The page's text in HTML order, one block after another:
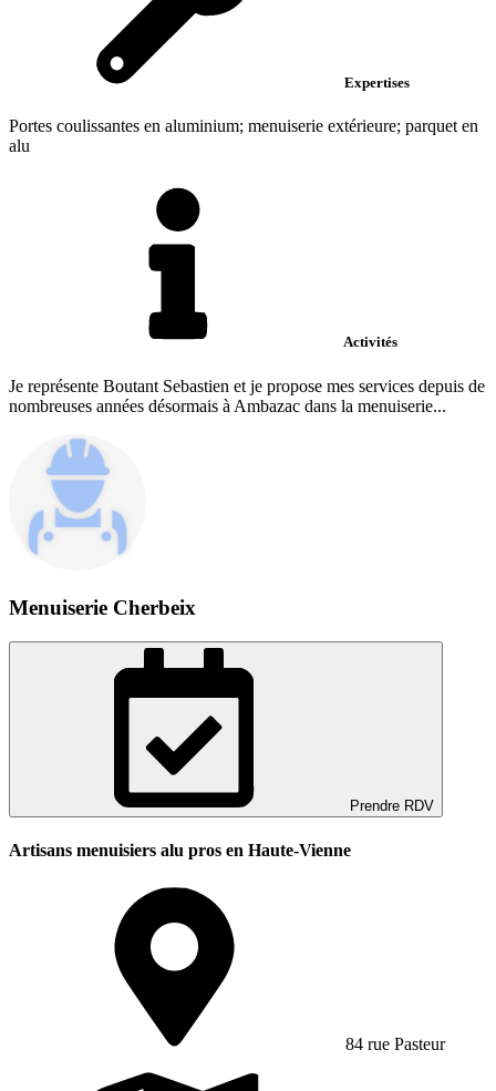
Expertises
Portes coulissantes en aluminium; menuiserie extérieure; parquet en
alu
Activités
Je représente Boutant Sebastien et je propose mes services depuis de
nombreuses années désormais à Ambazac dans la menuiserie...
Menuiserie Cherbeix
Prendre RDV
Artisans menuisiers alu pros en Haute-Vienne
84 rue Pasteur